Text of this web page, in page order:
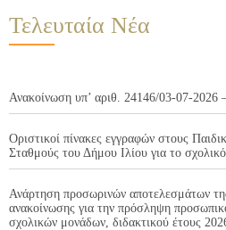
Τελευταία Νέα
Ανακοίνωση υπ’ αριθ. 24146/03-07-2026
Οριστικοί πίνακες εγγραφών στους
Σταθμούς του Δήμου Ιλίου για το
Ανάρτηση προσωρινών αποτελεσμάτων
ανακοίνωσης για την πρόσληψη
σχολικών μονάδων, διδακτικού έτους